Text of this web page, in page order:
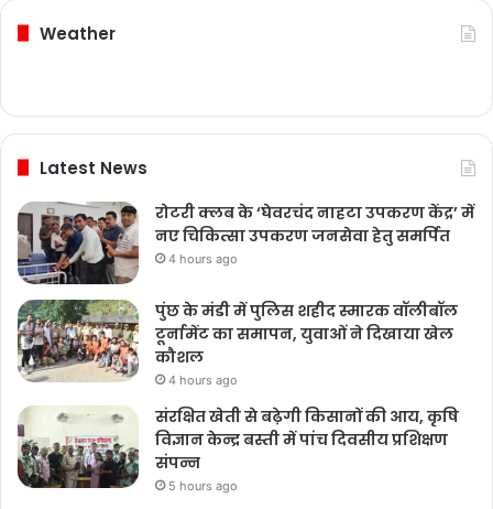
Weather
Latest News
रोटरी क्लब के ‘घेवरचंद नाहटा उपकरण केंद्र’ में
नए चिकित्सा उपकरण जनसेवा हेतु समर्पित
4 hours ago
पुंछ के मंडी में पुलिस शहीद स्मारक वॉलीबॉल
टूर्नामेंट का समापन, युवाओं ने दिखाया खेल
कौशल
4 hours ago
संरक्षित खेती से बढ़ेगी किसानों की आय, कृषि
विज्ञान केन्द्र बस्ती में पांच दिवसीय प्रशिक्षण
संपन्न
5 hours ago